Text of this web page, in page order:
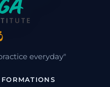
everyday"
FORMATIONS